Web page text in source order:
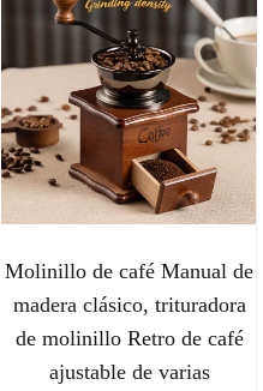
Molinillo de café Manual de
madera clásico, trituradora
de molinillo Retro de café
ajustable de varias